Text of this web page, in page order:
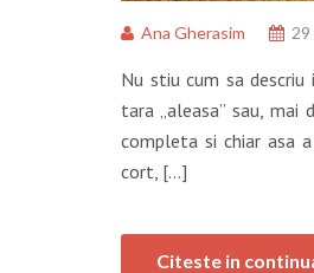
Ana Gherasim
Nu stiu cum sa
tara „aleasa” sau,
completa si chiar asa
cort, […]
Citeste in